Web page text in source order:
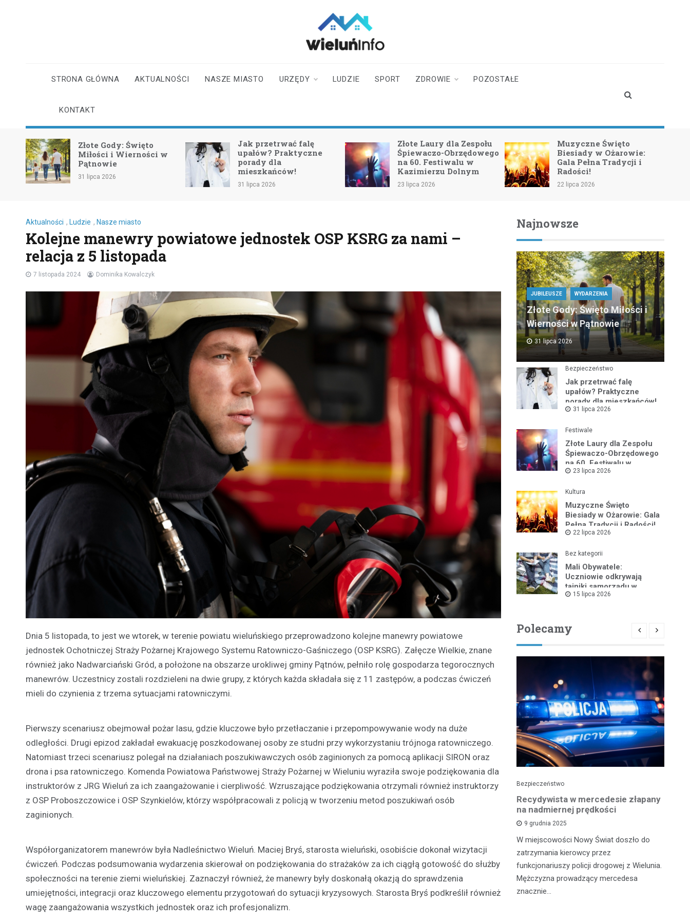
okolic
STRONA GŁÓWNA AKTUALNOŚCI NASZE MIASTO URZĘDY LUDZIE SPORT ZDROWIE POZOSTAŁE
KONTAKT
Gody: Święto
i Wierności w
lipca 2026
Jak przetrwać falę
upałów? Praktyczne
porady dla
mieszkańców!
31 lipca 2026
Złote Laury dla Zespołu
Śpiewaczo-Obrzędowego
na 60. Festiwalu w
Kazimierzu Dolnym
23 lipca 2026
Muzyczne Święto
Biesiady w Ożarowie:
Gala Pełna Tradycji i
Radości!
22 lipca 2026
Uczniowie
tajniki
Aktualności , Ludzie , Nasze miasto
Kolejne manewry powiatowe jednostek OSP KSRG za nami –
relacja z 5 listopada
7 listopada 2024 Dominika Kowalczyk
Dnia 5 listopada, to jest we wtorek, w terenie powiatu wieluńskiego przeprowadzono kolejne manewry powiatowe
jednostek Ochotniczej Straży Pożarnej Krajowego Systemu Ratowniczo-Gaśniczego (OSP KSRG). Załęcze Wielkie, znane
również jako Nadwarciański Gród, a położone na obszarze urokliwej gminy Pątnów, pełniło rolę gospodarza tegorocznych
manewrów. Uczestnicy zostali rozdzieleni na dwie grupy, z których każda składała się z 11 zastępów, a podczas ćwiczeń
mieli do czynienia z trzema sytuacjami ratowniczymi.
Pierwszy scenariusz obejmował pożar lasu, gdzie kluczowe było przetłaczanie i przepompowywanie wody na duże
odległości. Drugi epizod zakładał ewakuację poszkodowanej osoby ze studni przy wykorzystaniu trójnoga ratowniczego.
Natomiast trzeci scenariusz polegał na działaniach poszukiwawczych osób zaginionych za pomocą aplikacji SIRON oraz
drona i psa ratowniczego. Komenda Powiatowa Państwowej Straży Pożarnej w Wieluniu wyraziła swoje podziękowania dla
instruktorów z JRG Wieluń za ich zaangażowanie i cierpliwość. Wzruszające podziękowania otrzymali również instruktorzy
z OSP Proboszczowice i OSP Szynkielów, którzy współpracowali z policją w tworzeniu metod poszukiwań osób
zaginionych.
Współorganizatorem manewrów była Nadleśnictwo Wieluń. Maciej Bryś, starosta wieluński, osobiście dokonał wizytacji
ćwiczeń. Podczas podsumowania wydarzenia skierował on podziękowania do strażaków za ich ciągłą gotowość do służby
społeczności na terenie ziemi wieluńskiej. Zaznaczył również, że manewry były doskonałą okazją do sprawdzenia
umiejętności, integracji oraz kluczowego elementu przygotowań do sytuacji kryzysowych. Starosta Bryś podkreślił również
wagę zaangażowania wszystkich jednostek oraz ich profesjonalizm.
Najnowsze
JUBILEUSZE WYDARZENIA
Złote Gody: Święto Miłości i
Wierności w Pątnowie
31 lipca 2026
Bezpieczeństwo
Jak przetrwać falę
upałów? Praktyczne
porady dla mieszkańców!
31 lipca 2026
Festiwale
Złote Laury dla Zespołu
Śpiewaczo-Obrzędowego
na 60. Festiwalu w
Kazimierzu Dolnym
23 lipca 2026
Kultura
Muzyczne Święto
Biesiady w Ożarowie: Gala
Pełna Tradycji i Radości!
22 lipca 2026
Bez kategorii
Mali Obywatele:
Uczniowie odkrywają
tajniki samorządu w
Wieluniu
15 lipca 2026
Polecamy
Aktualności
Nieprzestrzeganie znaku "stop"
Incydent drogowy, który miał miejsce 20
lutego, na przecięciu ulic Przemysłowej i
Rymarkiewicz w Wieluniu, dotyczył dwóch
pojazdów:…
Bezpieczeństwo
Recydywista w mercedesie złapany
na nadmiernej prędkości
9 grudnia 2025
W miejscowości Nowy Świat doszło do
zatrzymania kierowcy przez
funkcjonariuszy policji drogowej z Wielunia.
Mężczyzna prowadzący mercedesa
znacznie…